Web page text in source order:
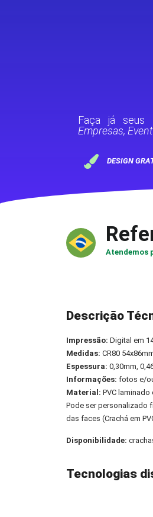
Faça já seus
Empresas,
DESIGN
Atendemos
Descrição
Impressão: Digital em
Medidas: CR80
Espessura: 0,30mm,
Informações: fotos e/
Material: PVC laminado
Pode ser personalizado
das faces (Crachá em
Disponibilidade:
Tecnologias